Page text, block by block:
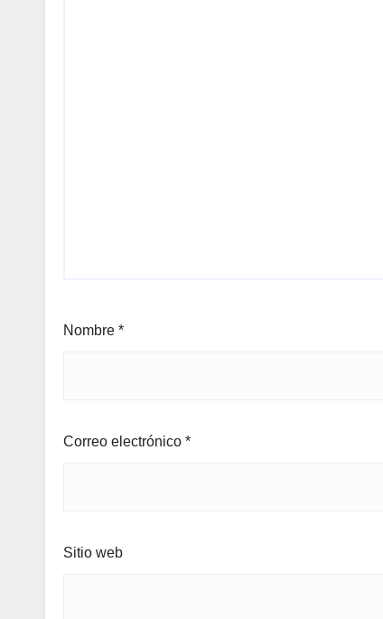
Nombre *
Correo electrónico *
Sitio web